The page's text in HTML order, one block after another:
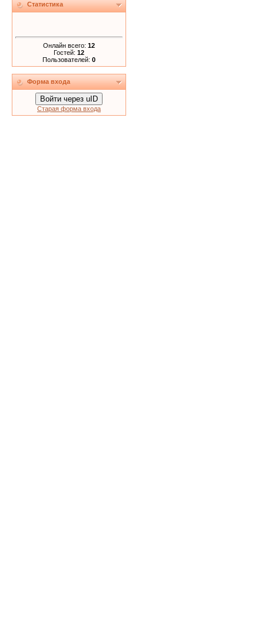
Статистика
Онлайн всего: 12
Гостей: 12
Пользователей: 0
Форма входа
Войти через uID
Старая форма входа